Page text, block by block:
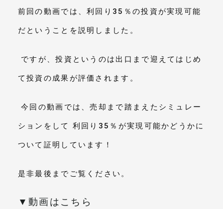
前回の動画では、利回り35％の投資が実現可能
だということを説明しました。
て投資の成果が評価されます。
今回の動画では、売却まで踏まえたシミュレー
ションをして 利回り35％が実現可能かどうかに
ついて証明しています！
是非最後までご覧ください。
▼動画はこちら